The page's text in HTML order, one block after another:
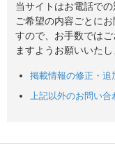
当サイトはお電話での
ご希望の内容ごとに
すので、お手数では
ますようお願いいたし
掲載情報の修正・
上記以外のお問い合